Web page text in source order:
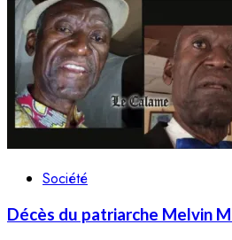
Société
Décès du patriarche Melvin